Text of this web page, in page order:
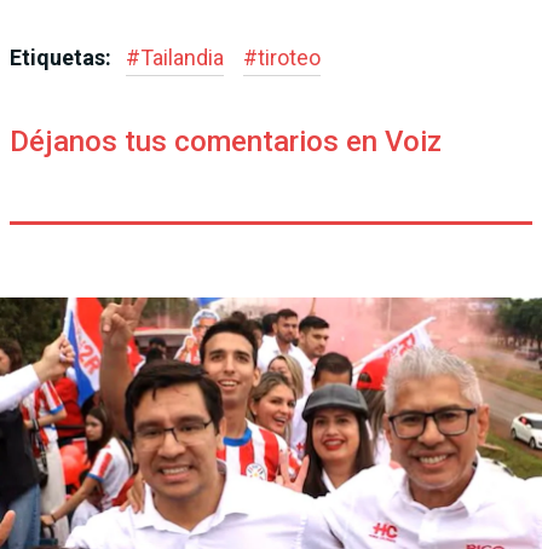
Etiquetas: #Tailandia #tiroteo
Déjanos tus comentarios en Voiz